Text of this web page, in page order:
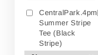
CentralPark.4pm
Summer Stripe
Tee (Black
Stripe)